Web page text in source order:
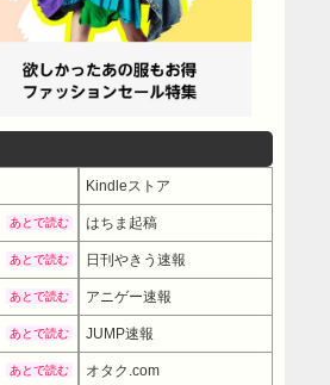
>>157 非常識って誰が
土) 08:16:39.50 ID:oAiX/jN5M
こういう事後だしで文
出しでゴチャゴチャ言う奴多
しても無効 98:風吹けば名無
常識とかいう曖昧でわけのわか
想定が甘かった自分の能力の
男ならでき婚だろうが辞
一般的に言えば、子
13(土) 08:05:59.79
ョンにはつかせたくないのが本
Kindleストア
あとで読む はちま起稿
あとで読む 日刊やきう速報
あとで読む アニゲー速報
あとで読む JUMP速報
あとで読む オタク.com